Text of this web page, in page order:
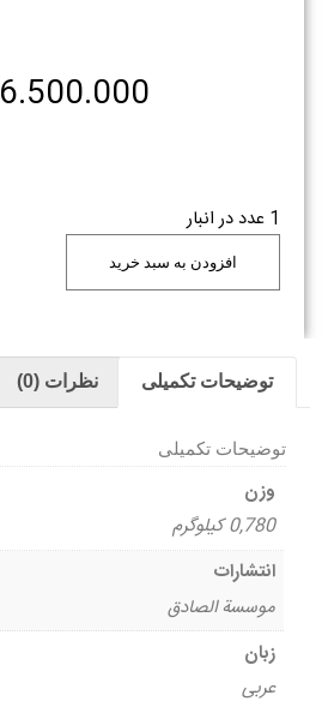
6.500.000
1 عدد در انبار
افزودن به سبد خرید
توضیحات تکمیلی نظرات (0)
توضیحات تکمیلی
وزن
0,780 کیلوگرم
انتشارات
موسسة الصادق
زبان
عربی